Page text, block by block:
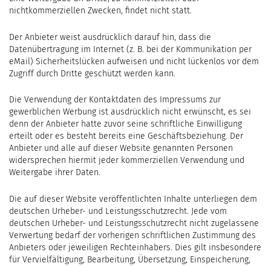
nichtkommerziellen Zwecken, findet nicht statt.
Der Anbieter weist ausdrücklich darauf hin, dass die
Datenübertragung im Internet (z. B. bei der Kommunikation per
eMail) Sicherheitslücken aufweisen und nicht lückenlos vor dem
Zugriff durch Dritte geschützt werden kann.
Die Verwendung der Kontaktdaten des Impressums zur
gewerblichen Werbung ist ausdrücklich nicht erwünscht, es sei
denn der Anbieter hatte zuvor seine schriftliche Einwilligung
erteilt oder es besteht bereits eine Geschäftsbeziehung. Der
Anbieter und alle auf dieser Website genannten Personen
widersprechen hiermit jeder kommerziellen Verwendung und
Weitergabe ihrer Daten.
Die auf dieser Website veröffentlichten Inhalte unterliegen dem
deutschen Urheber- und Leistungsschutzrecht. Jede vom
deutschen Urheber- und Leistungsschutzrecht nicht zugelassene
Verwertung bedarf der vorherigen schriftlichen Zustimmung des
Anbieters oder jeweiligen Rechteinhabers. Dies gilt insbesondere
für Vervielfältigung, Bearbeitung, Übersetzung, Einspeicherung,